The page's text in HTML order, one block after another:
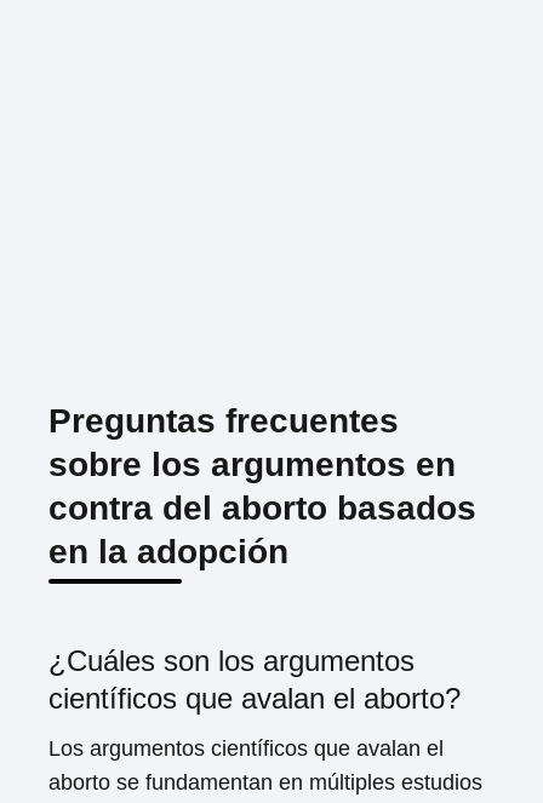
Preguntas frecuentes
sobre los argumentos en
contra del aborto basados
en la adopción
¿Cuáles son los argumentos
científicos que avalan el aborto?
Los argumentos científicos que avalan el
aborto se fundamentan en múltiples estudios